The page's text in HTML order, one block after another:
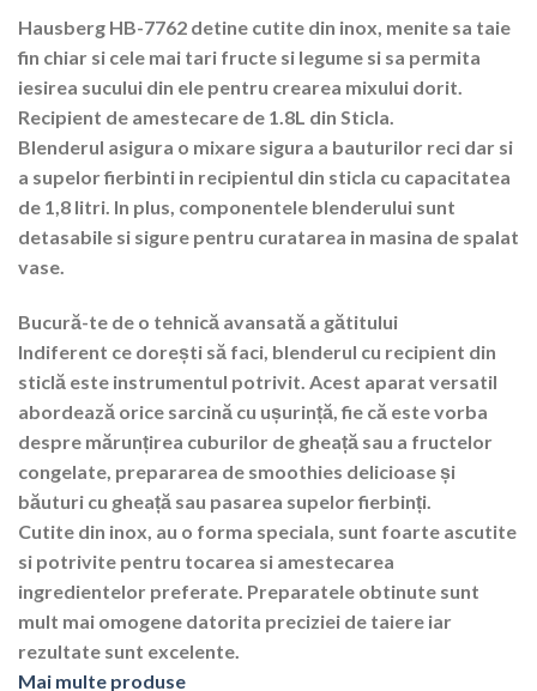
Hausberg HB-7762 detine cutite din inox, menite sa taie
fin chiar si cele mai tari fructe si legume si sa permita
iesirea sucului din ele pentru crearea mixului dorit.
Recipient de amestecare de 1.8L din Sticla.
Blenderul asigura o mixare sigura a bauturilor reci dar si
a supelor fierbinti in recipientul din sticla cu capacitatea
de 1,8 litri. In plus, componentele blenderului sunt
detasabile si sigure pentru curatarea in masina de spalat
vase.
Bucură-te de o tehnică avansată a gătitului
Indiferent ce dorești să faci, blenderul cu recipient din
sticlă este instrumentul potrivit. Acest aparat versatil
abordează orice sarcină cu ușurință, fie că este vorba
despre mărunțirea cuburilor de gheață sau a fructelor
congelate, prepararea de smoothies delicioase și
băuturi cu gheață sau pasarea supelor fierbinți.
Cutite din inox, au o forma speciala, sunt foarte ascutite
si potrivite pentru tocarea si amestecarea
ingredientelor preferate. Preparatele obtinute sunt
mult mai omogene datorita preciziei de taiere iar
rezultate sunt excelente.
Mai multe produse